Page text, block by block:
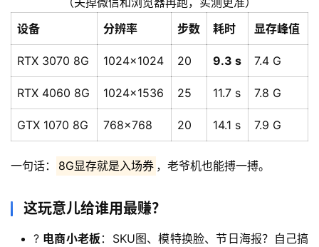
中
创
网
泡
福
设备
分辨率 步数 耗时 显存峰值
RTX 3070 8G 1024×1024 20 9.3 s 7.4 G
RTX 4060 8G 1024×1536 25 11.7 s 7.8 G
GTX 1070 8G 768×768 20 14.1 s 7.9 G
一句话： 8G显存就是入场券 ，老爷机也能搏一搏。
这玩意儿给谁用最赚？
? 电商小老板 ：SKU图、模特换脸、节日海报？自己搞